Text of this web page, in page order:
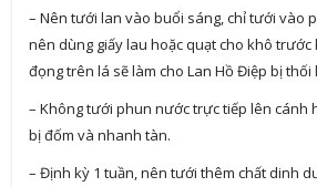
– Nên tưới lan vào buổi sáng, chỉ tưới vào
nên dùng giấy lau hoặc quạt cho khô
đọng trên lá sẽ làm cho Lan Hồ Điệp bị thối
– Không tưới phun nước trực tiếp lên cánh
bị đốm và nhanh tàn.
– Định kỳ 1 tuần, nên tưới thêm chất dinh